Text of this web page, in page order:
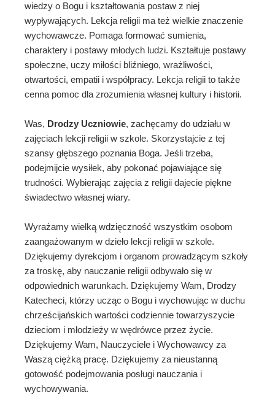
wiedzy o Bogu i kształtowania postaw z niej
wypływających. Lekcja religii ma też wielkie znaczenie
wychowawcze. Pomaga formować sumienia,
charaktery i postawy młodych ludzi. Kształtuje postawy
społeczne, uczy miłości bliźniego, wrażliwości,
otwartości, empatii i współpracy. Lekcja religii to także
cenna pomoc dla zrozumienia własnej kultury i historii.
Was, Drodzy Uczniowie, zachęcamy do udziału w
zajęciach lekcji religii w szkole. Skorzystajcie z tej
szansy głębszego poznania Boga. Jeśli trzeba,
podejmijcie wysiłek, aby pokonać pojawiające się
trudności. Wybierając zajęcia z religii dajecie piękne
świadectwo własnej wiary.
Wyrażamy wielką wdzięczność wszystkim osobom
zaangażowanym w dzieło lekcji religii w szkole.
Dziękujemy dyrekcjom i organom prowadzącym szkoły
za troskę, aby nauczanie religii odbywało się w
odpowiednich warunkach. Dziękujemy Wam, Drodzy
Katecheci, którzy ucząc o Bogu i wychowując w duchu
chrześcijańskich wartości codziennie towarzyszycie
dzieciom i młodzieży w wędrówce przez życie.
Dziękujemy Wam, Nauczyciele i Wychowawcy za
Waszą ciężką pracę. Dziękujemy za nieustanną
gotowość podejmowania posługi nauczania i
wychowywania.